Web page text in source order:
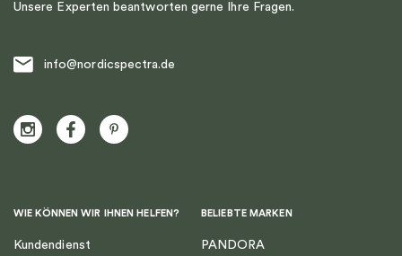
Unsere Experten beantworten gerne Ihre Fragen.
info@nordicspectra.de
WIE KÖNNEN WIR IHNEN HELFEN?
Kundendienst
BELIEBTE MARKEN
PANDORA